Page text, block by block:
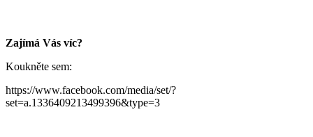
Zajímá Vás víc?
Koukněte sem:
https://www.facebook.com/media/set/?
set=a.1336409213499396&type=3